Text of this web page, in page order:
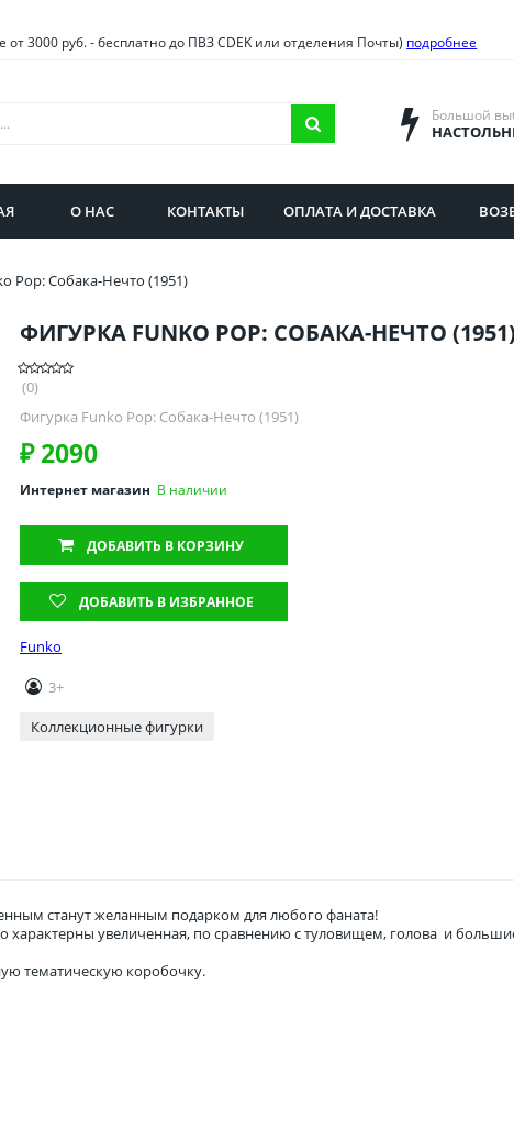
Саратовская область
от 3000 руб. - бесплатно до ПВЗ CDEK или отделения Почты) подробнее
Большой
О НАС КОНТАКТЫ ОПЛАТА И ДОСТАВКА
Pop: Собака-Нечто (1951)
ФИГУРКА FUNKO POP: СОБАКА-НЕЧТО (1951)
(0)
Фигурка Funko Pop: Собака-Нечто (1951)
₽ 2090
Интернет магазин В наличии
ДОБАВИТЬ В КОРЗИНУ
ДОБАВИТЬ В ИЗБРАННОЕ
Funko
3+
Коллекционные фигурки
станут желанным подарком для любого фаната!
характерны увеличенная, по сравнению с туловищем, голова и
тематическую коробочку.